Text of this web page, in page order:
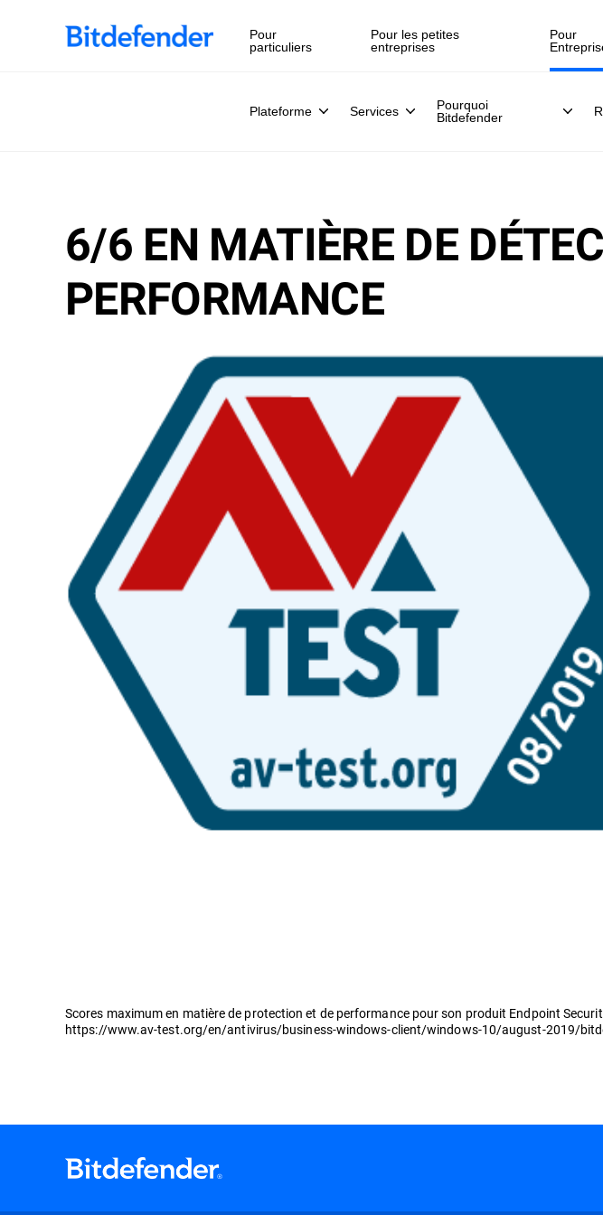
Pour
particuliers
Pour les petites
entreprises
Pour
Plateforme Services
Pourquoi
Bitdefender
6/6 EN MATIÈRE DE
PERFORMANCE
Scores maximum en matière de protection et de performance pour son produit Endpoint
https://www.av-test.org/en/antivirus/business-windows-client/windows-10/august-2019/